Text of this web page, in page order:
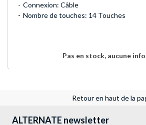
Connexion: Câble
Nombre de touches: 14 Touches
Pas en stock, aucune
Retour en haut de la
ALTERNATE newsletter